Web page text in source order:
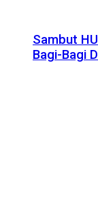
Sambut
Bagi-Bagi